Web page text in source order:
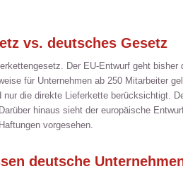
vs. deutsches Gesetz
Der EU-Entwurf geht
für Unternehmen ab 250 Mitarbeiter
die direkte Lieferkette berücksichtigt.
hinaus sieht der europäische
vorgesehen.
deutsche